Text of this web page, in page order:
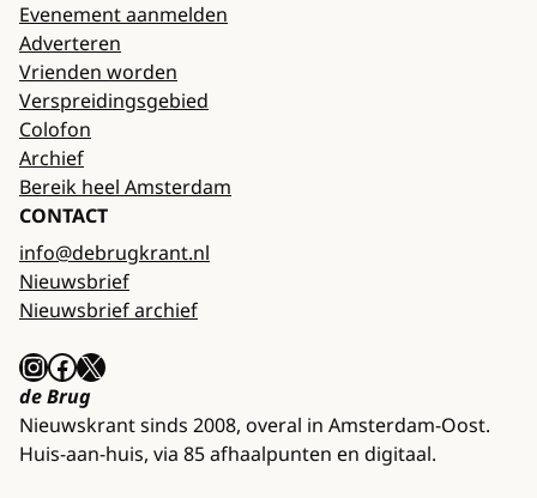
Evenement aanmelden
Adverteren
Vrienden worden
Verspreidingsgebied
Colofon
Archief
Bereik heel Amsterdam
CONTACT
info@debrugkrant.nl
Nieuwsbrief
Nieuwsbrief archief
InstagramFacebook X
de Brug
Nieuwskrant sinds 2008, overal in Amsterdam-Oost.
Huis-aan-huis, via 85 afhaalpunten en digitaal.